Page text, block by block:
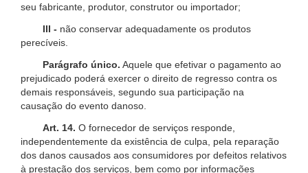
seu fabricante, produtor, construtor ou importador;
III - não conservar adequadamente os produtos
perecíveis.
Parágrafo único. Aquele que efetivar o pagamento ao
prejudicado poderá exercer o direito de regresso contra os
demais responsáveis, segundo sua participação na
causação do evento danoso.
Art. 14. O fornecedor de serviços responde,
independentemente da existência de culpa, pela reparação
dos danos causados aos consumidores por defeitos relativos
à prestação dos serviços, bem como por informações